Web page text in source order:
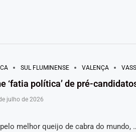
SUL FLUMINENSE VALENÇA
‘fatia política’ de pré-
julho de 2026
melhor queijo de cabra do mundo,